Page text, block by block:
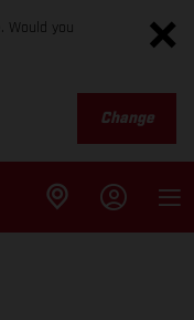
Would you
Change